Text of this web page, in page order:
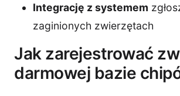
Integrację z systemem
zaginionych zwierzętach
Jak zarejestrować
darmowej bazie